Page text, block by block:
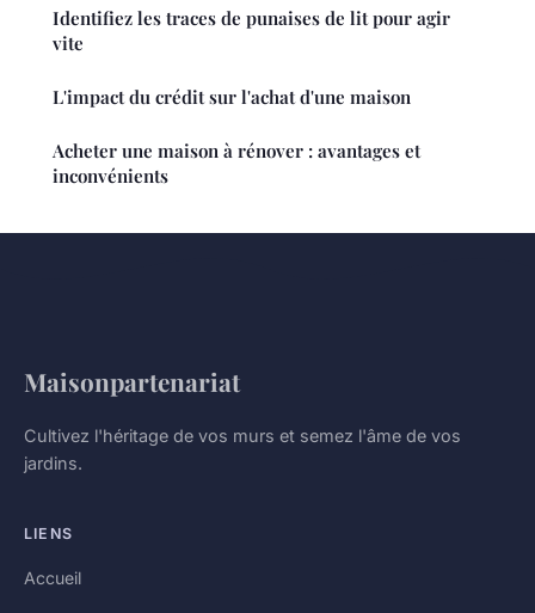
Identifiez les traces de punaises de lit pour agir
vite
L'impact du crédit sur l'achat d'une maison
Acheter une maison à rénover : avantages et
inconvénients
Maisonpartenariat
Cultivez l'héritage de vos murs et semez l'âme de vos
jardins.
LIENS
Accueil